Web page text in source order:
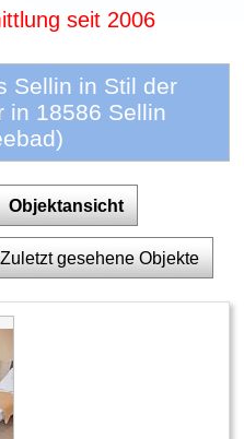
seit 2006
Sellin in Stil der
in 18586 Sellin
Objektansicht
Zuletzt gesehene Objekte